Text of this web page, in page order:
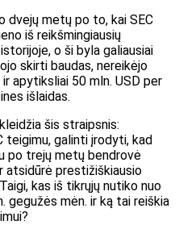
dvejų metų po to, kai SEC
iš reikšmingiausių
o ši byla galiausiai
skirti baudas, nereikėjo
apytiksliai 50 mln. USD per
išlaidas.
šis straipsnis:
teigimu, galinti įrodyti, kad
po trejų metų bendrovė
atsidūrė prestižiškiausio
kas iš tikrųjų nutiko nuo
gegužės mėn. ir ką tai reiškia